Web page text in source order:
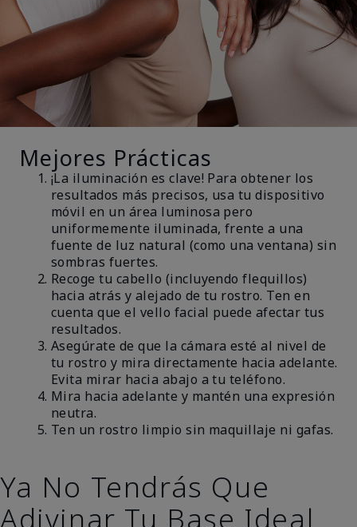
Mejores Prácticas
¡La iluminación es clave! Para obtener los
resultados más precisos, usa tu dispositivo
móvil en un área luminosa pero
uniformemente iluminada, frente a una
fuente de luz natural (como una ventana) sin
sombras fuertes.
Recoge tu cabello (incluyendo flequillos)
hacia atrás y alejado de tu rostro. Ten en
cuenta que el vello facial puede afectar tus
resultados.
Asegúrate de que la cámara esté al nivel de
tu rostro y mira directamente hacia adelante.
Evita mirar hacia abajo a tu teléfono.
Mira hacia adelante y mantén una expresión
neutra.
Ten un rostro limpio sin maquillaje ni gafas.
Ya No Tendrás Que
Adivinar Tu Base Ideal